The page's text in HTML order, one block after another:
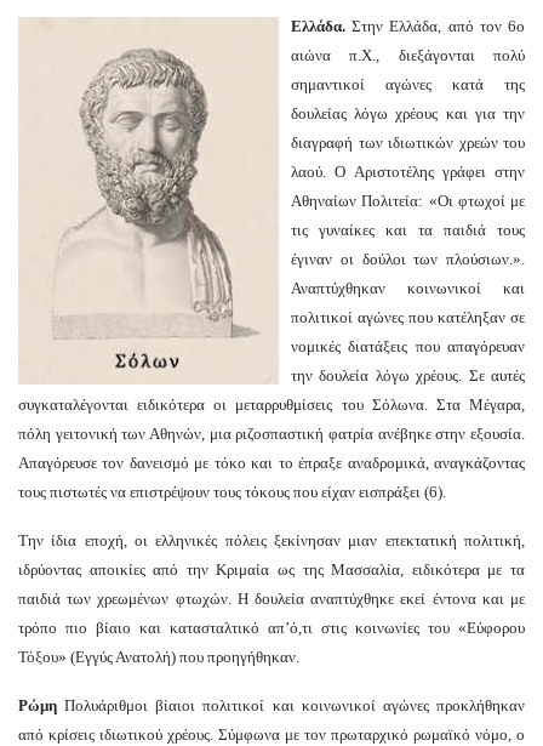
Ελλάδα. Στην Ελλάδα, από τον 6ο
αιώνα π.Χ., διεξάγονται πολύ
σημαντικοί αγώνες κατά της
δουλείας λόγω χρέους και για την
διαγραφή των ιδιωτικών χρεών του
λαού. Ο Αριστοτέλης γράφει στην
Αθηναίων Πολιτεία: «Οι φτωχοί με
τις γυναίκες και τα παιδιά τους
έγιναν οι δούλοι των πλούσιων.».
Αναπτύχθηκαν κοινωνικοί και
πολιτικοί αγώνες που κατέληξαν σε
νομικές διατάξεις που απαγόρευαν
την δουλεία λόγω χρέους. Σε αυτές
συγκαταλέγονται ειδικότερα οι μεταρρυθμίσεις του Σόλωνα. Στα Μέγαρα,
πόλη γειτονική των Αθηνών, μια ριζοσπαστική φατρία ανέβηκε στην εξουσία.
Απαγόρευσε τον δανεισμό με τόκο και το έπραξε αναδρομικά, αναγκάζοντας
τους πιστωτές να επιστρέψουν τους τόκους που είχαν εισπράξει (6).
Την ίδια εποχή, οι ελληνικές πόλεις ξεκίνησαν μιαν επεκτατική πολιτική,
ιδρύοντας αποικίες από την Κριμαία ως της Μασσαλία, ειδικότερα με τα
παιδιά των χρεωμένων φτωχών. Η δουλεία αναπτύχθηκε εκεί έντονα και με
τρόπο πιο βίαιο και κατασταλτικό απ’ό,τι στις κοινωνίες του «Εύφορου
Τόξου» (Εγγύς Ανατολή) που προηγήθηκαν.
Ρώμη Πολυάριθμοι βίαιοι πολιτικοί και κοινωνικοί αγώνες προκλήθηκαν
από κρίσεις ιδιωτικού χρέους. Σύμφωνα με τον πρωταρχικό ρωμαϊκό νόμο, ο